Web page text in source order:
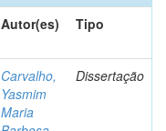
Autor(es) Tipo
Carvalho,
Yasmim
Maria
Dissertação